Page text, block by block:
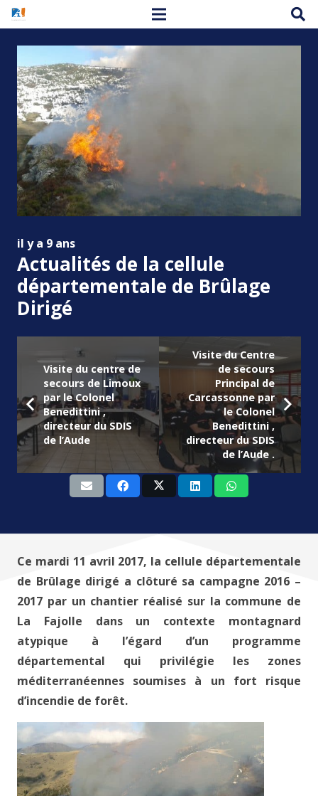
il y a 9 ans
Actualités de la cellule
départementale de Brûlage
Dirigé
Visite du centre de
secours de Limoux
par le Colonel
Benedittini ,
directeur du SDIS
de l’Aude
Visite du Centre
de secours
Principal de
Carcassonne par
le Colonel
Benedittini ,
directeur du SDIS
de l’Aude .
Ce mardi 11 avril 2017, la cellule départementale
de Brûlage dirigé a clôturé sa campagne 2016 –
2017 par un chantier réalisé sur la commune de
La Fajolle dans un contexte montagnard
atypique à l’égard d’un programme
départemental qui privilégie les zones
méditerranéennes soumises à un fort risque
d’incendie de forêt.